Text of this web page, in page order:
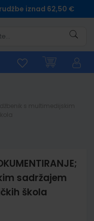
iznad 62,50 €
sadržajem
škola